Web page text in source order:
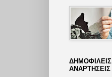
ΔΗΜΟΦΙΛΕΙΣ
ΑΝΑΡΤΗΣΕΙΣ